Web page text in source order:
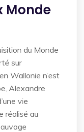
Monde
du Monde
sur
Wallonie n’est
Alexandre
vie
réalisé au